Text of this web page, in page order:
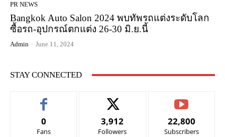
PR NEWS
Bangkok Auto Salon 2024 พบทัพรถแต่งระดับโลก
ซื้อรถ-อุปกรณ์ตกแต่ง 26-30 มิ.ย.นี้
Admin - June 11, 2024
STAY CONNECTED
0
Fans
3,912
Followers
22,800
Subscribers